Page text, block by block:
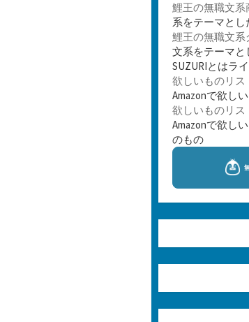
鯉王の無職文系
系をテーマと
鯉王の無職文系
文系をテーマと
SUZURIとはラ
欲しいものリス
Amazonで欲し
欲しいものリス
Amazonで欲し
のもの